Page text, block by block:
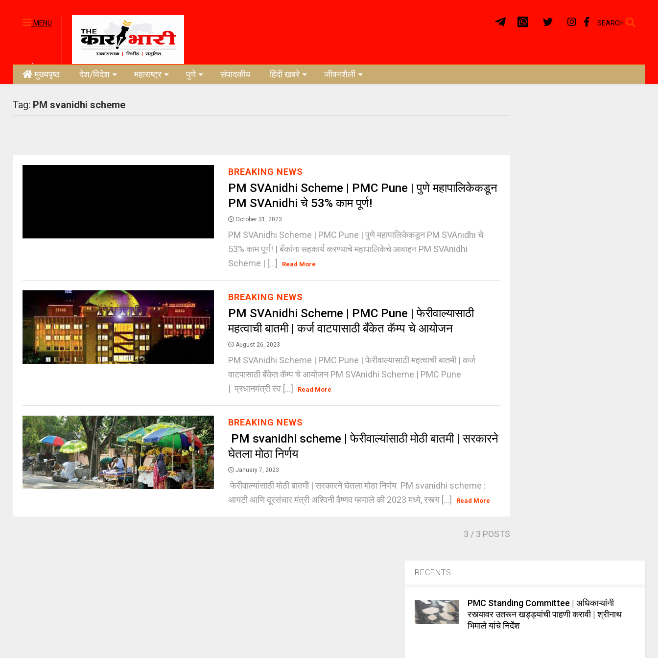
MENU SEARCH
मुख्यपृष्ठ देश/विदेश महाराष्ट्र पुणे संपादकीय हिंदी खबरे जीवनशैली
Tag: PM svanidhi scheme
BREAKING NEWS
PM SVAnidhi Scheme | PMC Pune | पुणे महापालिकेकडून
PM SVAnidhi चे 53% काम पूर्ण!
October 31, 2023
PM SVAnidhi Scheme | PMC Pune | पुणे महापालिकेकडून PM SVAnidhi चे
53% काम पूर्ण! | बँकांना सहकार्य करण्याचे महापालिकेचे आवाहन PM SVAnidhi
Scheme | [...]
Read More
BREAKING NEWS
PM SVAnidhi Scheme | PMC Pune | फेरीवाल्यासाठी
महत्वाची बातमी | कर्ज वाटपासाठी बँकेत कॅम्प चे आयोजन
August 26, 2023
PM SVAnidhi Scheme | PMC Pune | फेरीवाल्यासाठी महत्वाची बातमी | कर्ज
वाटपासाठी बँकेत कॅम्प चे आयोजन PM SVAnidhi Scheme | PMC Pune
| प्रधानमंत्री स्व [...]
Read More
BREAKING NEWS
PM svanidhi scheme | फेरीवाल्यांसाठी मोठी बातमी | सरकारने
घेतला मोठा निर्णय
January 7, 2023
फेरीवाल्यांसाठी मोठी बातमी | सरकारने घेतला मोठा निर्णय PM svanidhi scheme :
आयटी आणि दूरसंचार मंत्री अश्विनी वैष्णव म्हणाले की 2023 मध्ये, रस्त्य [...]
Read More
3 / 3 POSTS
RECENTS
PMC Standing Committee | अधिकाऱ्यांनी
रस्त्यावर उतरून खड्ड्यांची पाहणी करावी | श्रीनाथ
भिमाले यांचे निर्देश